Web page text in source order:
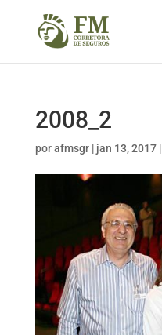
2008_2
porafmsgr| jan 13, 2017|